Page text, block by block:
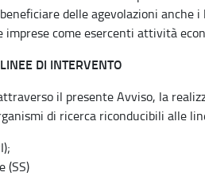
delle agevolazioni
imprese come esercenti attività
DI INTERVENTO
il presente Avviso, la
di ricerca riconducibili alle
(SS)